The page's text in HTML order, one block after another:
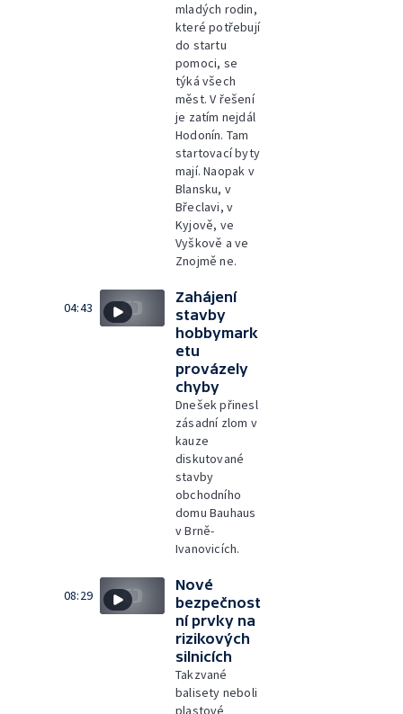
mladých rodin,
které potřebují
do startu
pomoci, se
týká všech
měst. V řešení
je zatím nejdál
Hodonín. Tam
startovací byty
mají. Naopak v
Blansku, v
Břeclavi, v
Kyjově, ve
Vyškově a ve
Znojmě ne.
04:43
Zahájení
stavby
hobbymark
etu
provázely
chyby
Dnešek přinesl
zásadní zlom v
kauze
diskutované
stavby
obchodního
domu Bauhaus
v Brně-
Ivanovicích.
08:29
Nové
bezpečnost
ní prvky na
rizikových
silnicích
Takzvané
balisety neboli
plastové